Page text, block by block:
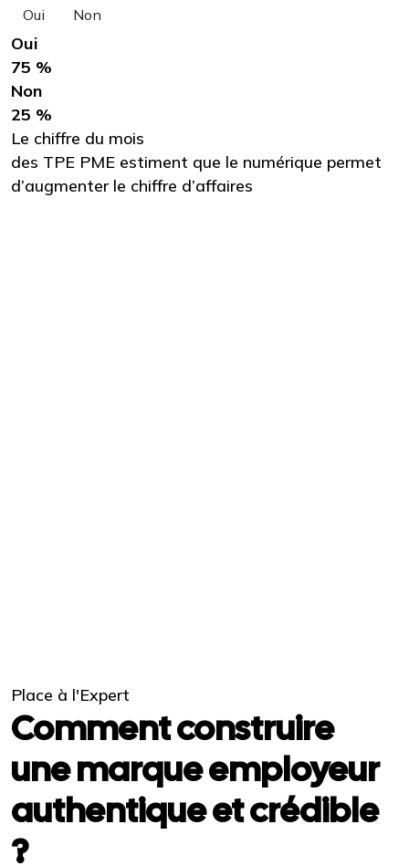
Oui Non
Oui
75 %
Non
25 %
Le chiffre du mois
des TPE PME estiment que le numérique permet
d’augmenter le chiffre d’affaires
Place à l'Expert
Comment construire
une marque employeur
authentique et crédible
?